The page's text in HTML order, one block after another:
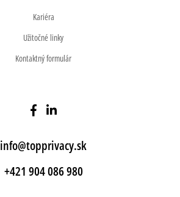
Kariéra
Užitočné linky
Kontaktný formulár
info@topprivacy.sk
+421 904 086 980